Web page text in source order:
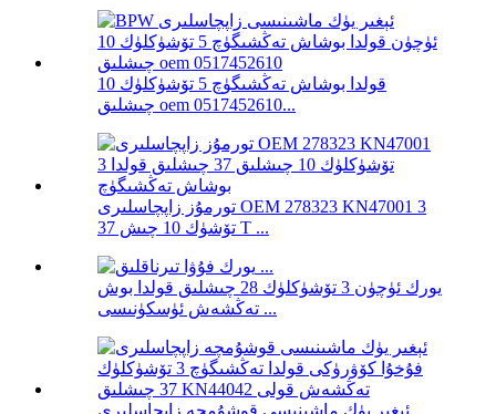
قولدا بوشاش تەڭشىگۈچ 5 تۆشۈكلۈك 10
چىشلىق oem 0517452610...
تورمۇز زاپچاسلىرى OEM 278323 KN47001 3
تۆشۈك 10 چىش 37 T ...
يورك ئۈچۈن 3 تۆشۈكلۈك 28 چىشلىق قولدا بوش
تەڭشەش ئۈسكۈنىسى ...